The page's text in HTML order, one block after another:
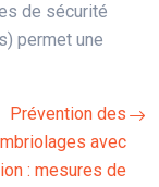
de sécurité
permet une
Prévention des
avec
: mesures de